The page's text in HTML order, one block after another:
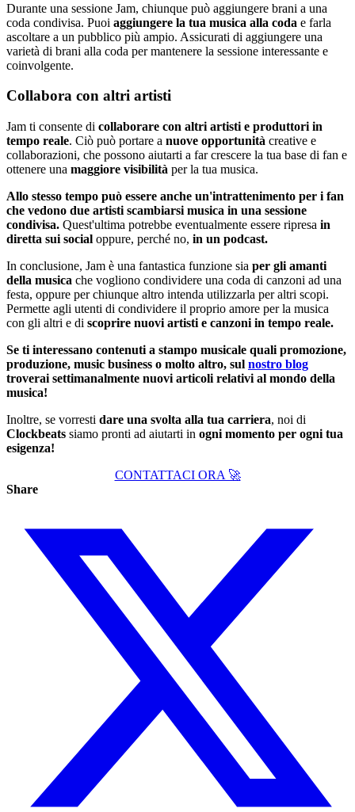
Durante una sessione Jam, chiunque può aggiungere brani a una
coda condivisa. Puoi aggiungere la tua musica alla coda e farla
ascoltare a un pubblico più ampio. Assicurati di aggiungere una
varietà di brani alla coda per mantenere la sessione interessante e
coinvolgente.
Collabora con altri artisti
Jam ti consente di collaborare con altri artisti e produttori in
tempo reale. Ciò può portare a nuove opportunità creative e
collaborazioni, che possono aiutarti a far crescere la tua base di fan e
ottenere una maggiore visibilità per la tua musica.
Allo stesso tempo può essere anche un'intrattenimento per i fan
che vedono due artisti scambiarsi musica in una sessione
condivisa. Quest'ultima potrebbe eventualmente essere ripresa in
diretta sui social oppure, perché no, in un podcast.
In conclusione, Jam è una fantastica funzione sia per gli amanti
della musica che vogliono condividere una coda di canzoni ad una
festa, oppure per chiunque altro intenda utilizzarla per altri scopi.
Permette agli utenti di condividere il proprio amore per la musica
con gli altri e di scoprire nuovi artisti e canzoni in tempo reale.
Se ti interessano contenuti a stampo musicale quali promozione,
produzione, music business o molto altro, sul nostro blog
troverai settimanalmente nuovi articoli relativi al mondo della
musica!
Inoltre, se vorresti dare una svolta alla tua carriera, noi di
Clockbeats siamo pronti ad aiutarti in ogni momento per ogni tua
esigenza!
CONTATTACI ORA 🚀
Share